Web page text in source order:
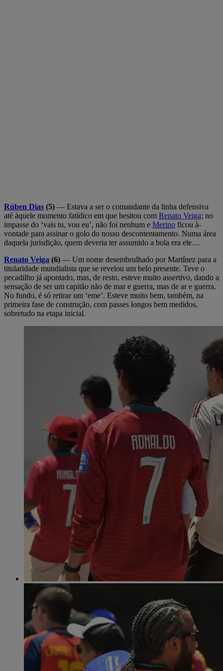
Rúben Dias (5) — Estava a ser o comandante da linha defensiva
até àquele momento fatídico em que hesitou com Renato Veiga; no
impasse do ‘vais tu, vou eu’, não foi nenhum e Merino ficou à-
vontade para assinar o golo do nosso descontentamento. Numa área
daquela jurisdição, quem deveria ter assumido a bola era ele…
Renato Veiga (6) — Um nome desembrulhado por Martínez para a
titularidade mundialista que se revelou um belo presente. Teve o
pecadilho já apontado, mas, de resto, esteve muito assertivo, dando a
sensação de ser um capitão não de mar e guerra, mas de ar e guerra.
No fundo, é só retirar um ‘eme’. Esteve muito bem, também, na
primeira fase de construção, com passes longos bem medidos,
sobretudo na etapa inicial.